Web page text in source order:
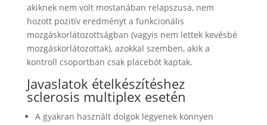
akiknek nem volt mostanában relapszusa, nem
hozott pozitív eredményt a funkcionális
mozgáskorlátozottságban (vagyis nem lettek kevésbé
mozgáskorlátozottak), azokkal szemben, akik a
kontroll csoportban csak placebót kaptak.
Javaslatok ételkészítéshez
sclerosis multiplex esetén
A gyakran használt dolgok legyenek könnyen